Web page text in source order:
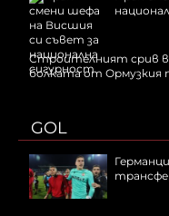
Строителният срив в
болката от Ормузкия
GOL